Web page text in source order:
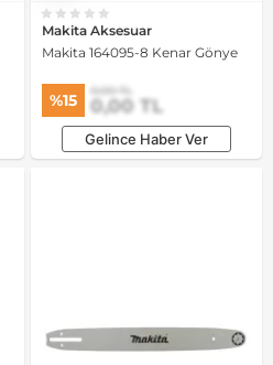
Makita Aksesuar
Makita 164095-8 Kenar Gönye
%15 0,00 TL
0,00 TL
Gelince Haber Ver